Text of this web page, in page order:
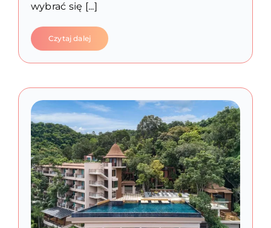
wybrać się [...]
Czytaj dalej